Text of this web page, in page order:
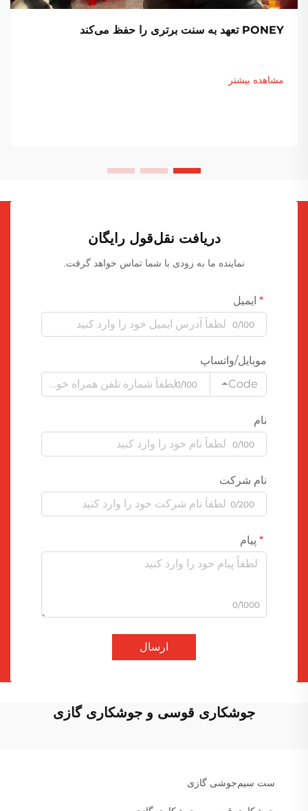
PONEY تعهد به سنت برتری را حفظ می‌کند
مشاهده بیشتر
دریافت نقل‌قول رایگان
نماینده ما به زودی با شما تماس خواهد گرفت.
ایمیل
0/100
موبایل/واتساپ
Code
0/100
نام
0/100
نام شرکت
0/200
پیام
0/1000
ارسال
جوشکاری قوسی و جوشکاری گازی
ست سیم‌جوشی گازی